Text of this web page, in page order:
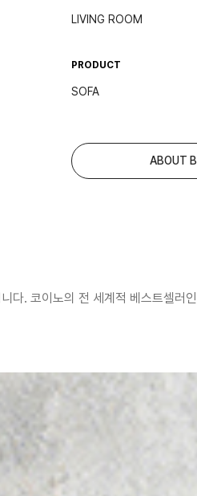
LIVING ROOM
PRODUCT
SOFA
ABOUT
다. 코이노의 전 세계적 베스트셀러